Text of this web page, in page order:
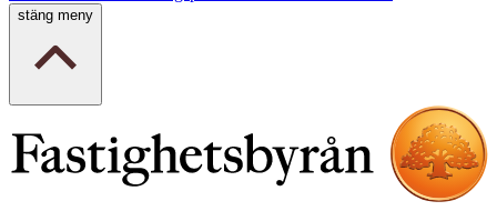
stäng meny